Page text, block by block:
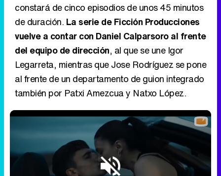
constará de cinco episodios de unos 45 minutos
de duración. La serie de Ficción Producciones
vuelve a contar con Daniel Calparsoro al frente
del equipo de dirección, al que se une Igor
Legarreta, mientras que Jose Rodríguez se pone
al frente de un departamento de guion integrado
también por Patxi Amezcua y Natxo López.